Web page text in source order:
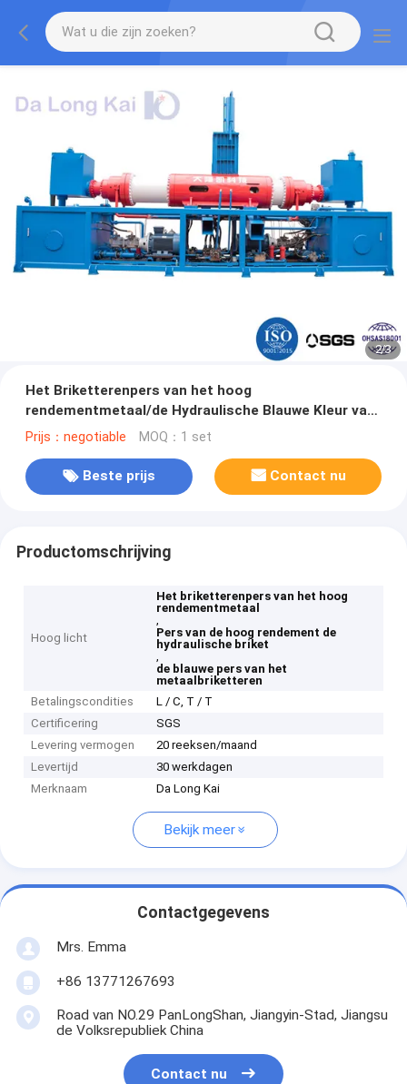
2/3
Het Briketterenpers van het hoog
rendementmetaal/de Hydraulische Blauwe Kleur van
de Briketpers
Prijs：negotiable MOQ：1 set
Beste prijs Contact nu
Productomschrijving
Hoog licht
Het briketterenpers van het hoog
rendementmetaal
,
Pers van de hoog rendement de
hydraulische briket
,
de blauwe pers van het
metaalbriketteren
Betalingscondities
L / C, T / T
Certificering
SGS
Levering vermogen
20 reeksen/maand
Levertijd
30 werkdagen
Merknaam
Da Long Kai
Bekijk meer
Contactgegevens
Mrs. Emma
+86 13771267693
Road van NO.29 PanLongShan, Jiangyin-Stad, Jiangsu
de Volksrepubliek China
Contact nu